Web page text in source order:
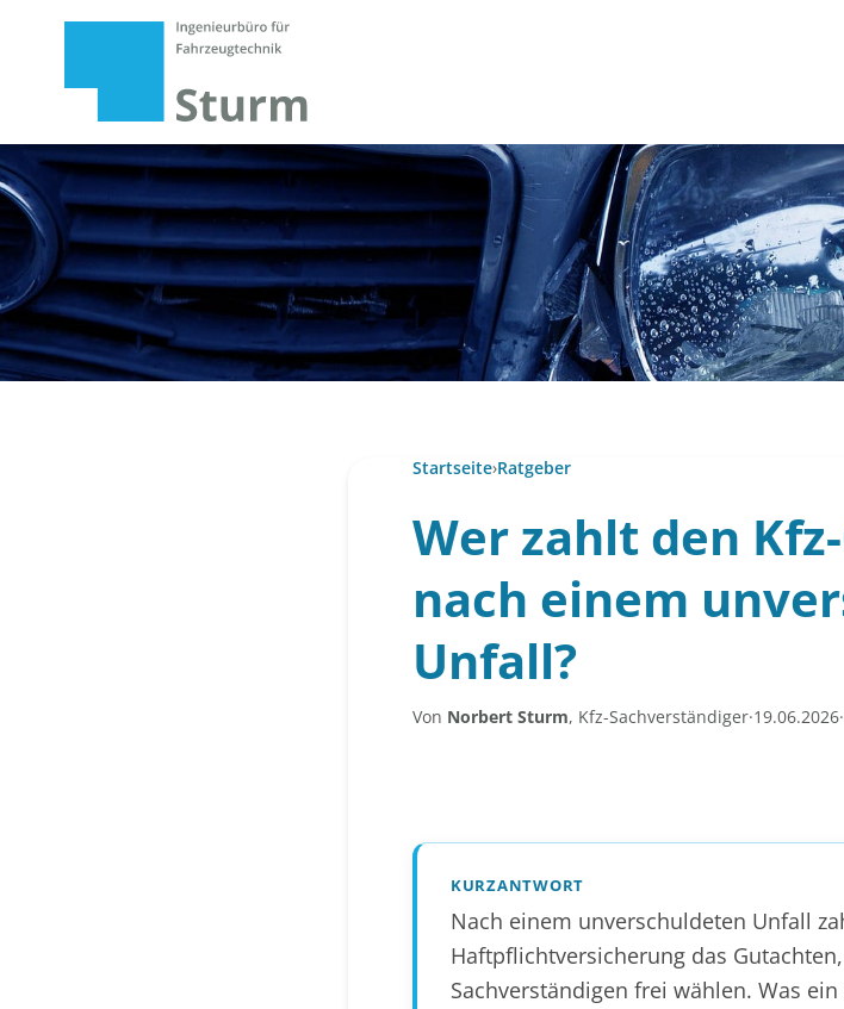
Startseite›Ratgeber
Wer zahlt den
nach einem
Unfall?
Von Norbert Sturm, Kfz-Sachverständiger·19.06.2026·
KURZANTWORT
Nach einem unverschuldeten Unfall
Haftpflichtversicherung das
Sachverständigen frei wählen. Was